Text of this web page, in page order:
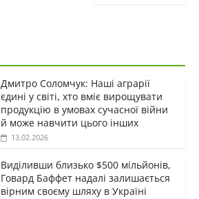
Дмитро Соломчук: Наші аграрії
єдині у світі, хто вміє вирощувати
продукцію в умовах сучасної війни
й може навчити цього інших
13.02.2026
Виділивши близько $500 мільйонів,
Говард Баффет надалі залишається
вірним своєму шляху в Україні